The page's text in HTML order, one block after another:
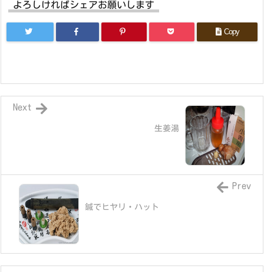
よろしければシェアお願いします
Copy
生姜湯
Next
鍼でヒヤリ・ハット
Prev